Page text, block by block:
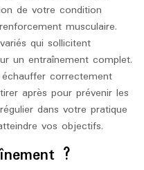
de votre condition
musculaire.
qui sollicitent
un entraînement complet.
correctement
après pour prévenir les
dans votre pratique
vos objectifs.
?